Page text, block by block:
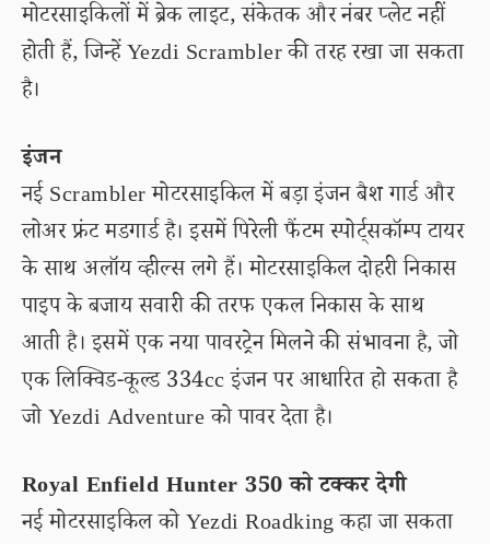
मोटरसाइकिलों में ब्रेक लाइट, संकेतक और नंबर प्लेट नहीं
होती हैं, जिन्हें Yezdi Scrambler की तरह रखा जा सकता
है।
इंजन
नई Scrambler मोटरसाइकिल में बड़ा इंजन बैश गार्ड और
लोअर फ्रंट मडगार्ड है। इसमें पिरेली फैंटम स्पोर्ट्सकॉम्प टायर
के साथ अलॉय व्हील्स लगे हैं। मोटरसाइकिल दोहरी निकास
पाइप के बजाय सवारी की तरफ एकल निकास के साथ
आती है। इसमें एक नया पावरट्रेन मिलने की संभावना है, जो
एक लिक्विड-कूल्ड 334cc इंजन पर आधारित हो सकता है
जो Yezdi Adventure को पावर देता है।
Royal Enfield Hunter 350 को टक्कर देगी
नई मोटरसाइकिल को Yezdi Roadking कहा जा सकता